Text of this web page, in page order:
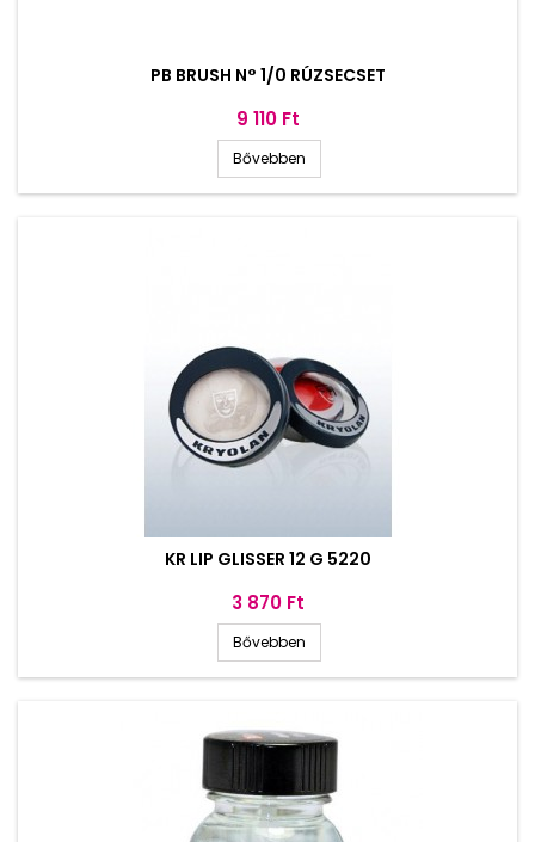
PB BRUSH N° 1/0 RÚZSECSET
Ár
9 110 Ft
Bővebben
KR LIP GLISSER 12 G 5220
Ár
3 870 Ft
Bővebben